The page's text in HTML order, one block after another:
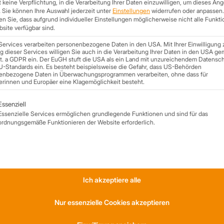
Hinweise:
von Laptop.
KONTAKT
Social Media
keine Verpflichtung, in die Verarbeitung Ihrer Daten einzuwilligen, um dieses
Sie können Ihre Auswahl jederzeit unter Einstellungen widerrufen oder anpassen.
Sie, dass aufgrund individueller Einstellungen möglicherweise nicht alle
verfügbar sind.
verarbeiten personenbezogene Daten in den USA. Mit Ihrer Einwilligung
dieser Services willigen Sie auch in die Verarbeitung Ihrer Daten in den USA
a GDPR ein. Der EuGH stuft die USA als ein Land mit unzureichendem
Standards ein. Es besteht beispielsweise die Gefahr, dass US-Behörden
Daten in Überwachungsprogrammen verarbeiten, ohne dass für
und Europäer eine Klagemöglichkeit besteht.
eine Liste der Service-Gruppen, für die eine Einwilligung
Services ermöglichen grundlegende Funktionen und sind für das
Funktionieren der Website erforderlich.
Ich akzeptiere alle
Nur essenzielle Cookies akzeptieren